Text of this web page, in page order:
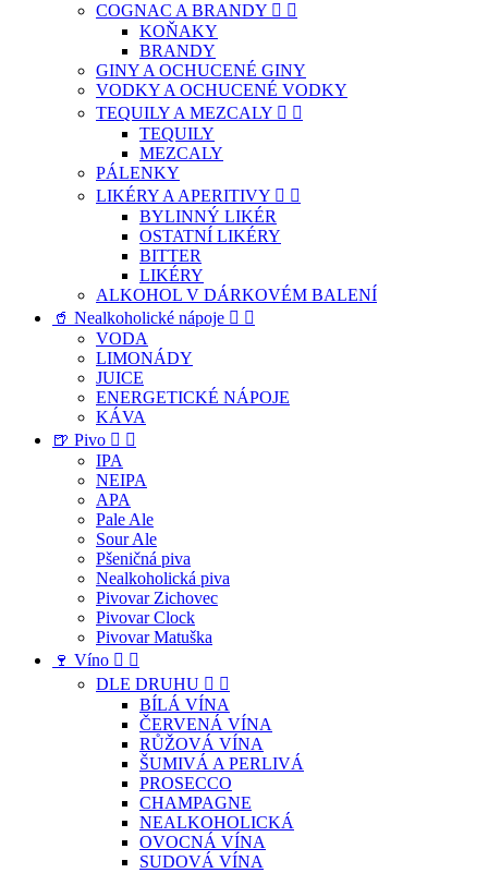
COGNAC A BRANDY  
KOŇAKY
BRANDY
GINY A OCHUCENÉ GINY
VODKY A OCHUCENÉ VODKY
TEQUILY A MEZCALY  
TEQUILY
MEZCALY
PÁLENKY
LIKÉRY A APERITIVY  
BYLINNÝ LIKÉR
OSTATNÍ LIKÉRY
BITTER
LIKÉRY
ALKOHOL V DÁRKOVÉM BALENÍ
🥤 Nealkoholické nápoje  
VODA
LIMONÁDY
JUICE
ENERGETICKÉ NÁPOJE
KÁVA
🍺 Pivo  
IPA
NEIPA
APA
Pale Ale
Sour Ale
Pšeničná piva
Nealkoholická piva
Pivovar Zichovec
Pivovar Clock
Pivovar Matuška
🍷 Víno  
DLE DRUHU  
BÍLÁ VÍNA
ČERVENÁ VÍNA
RŮŽOVÁ VÍNA
ŠUMIVÁ A PERLIVÁ
PROSECCO
CHAMPAGNE
NEALKOHOLICKÁ
OVOCNÁ VÍNA
SUDOVÁ VÍNA